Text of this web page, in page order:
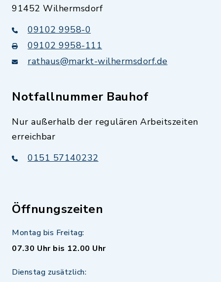
91452 Wilhermsdorf
09102 9958-0
09102 9958-111
rathaus@markt-wilhermsdorf.de
Notfallnummer Bauhof
Nur außerhalb der regulären Arbeitszeiten
erreichbar
0151 57140232
Öffnungszeiten
Montag bis Freitag:
07.30 Uhr bis 12.00 Uhr
Dienstag zusätzlich: